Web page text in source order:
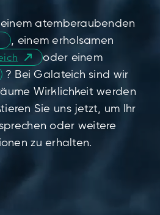
atemberaubenden
, einem erholsamen
oder einem
? Bei Galateich sind wir
Wirklichkeit werden
Sie uns jetzt, um Ihr
oder weitere
zu erhalten.